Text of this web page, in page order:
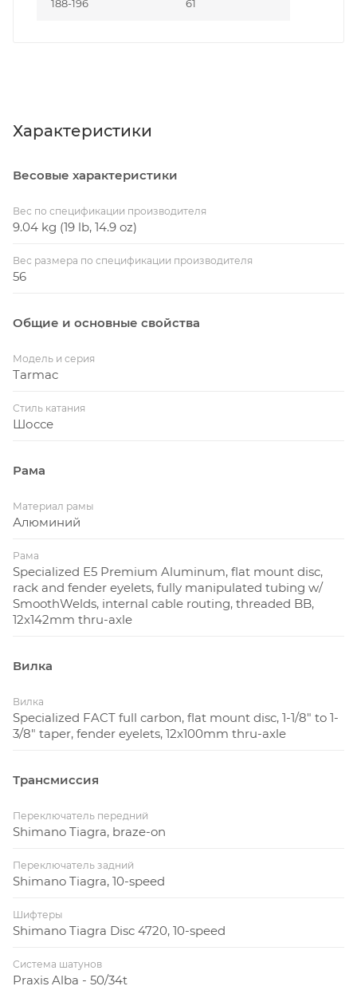
188-196 61
Характеристики
Весовые характеристики
Вес по спецификации производителя
9.04 kg (19 lb, 14.9 oz)
Вес размера по спецификации производителя
56
Общие и основные свойства
Модель и серия
Tarmac
Стиль катания
Шоссе
Рама
Материал рамы
Алюминий
Рама
Specialized E5 Premium Aluminum, flat mount disc,
rack and fender eyelets, fully manipulated tubing w/
SmoothWelds, internal cable routing, threaded BB,
12x142mm thru-axle
Вилка
Вилка
Specialized FACT full carbon, flat mount disc, 1-1/8" to 1-
3/8" taper, fender eyelets, 12x100mm thru-axle
Трансмиссия
Переключатель передний
Shimano Tiagra, braze-on
Переключатель задний
Shimano Tiagra, 10-speed
Шифтеры
Shimano Tiagra Disc 4720, 10-speed
Система шатунов
Praxis Alba - 50/34t